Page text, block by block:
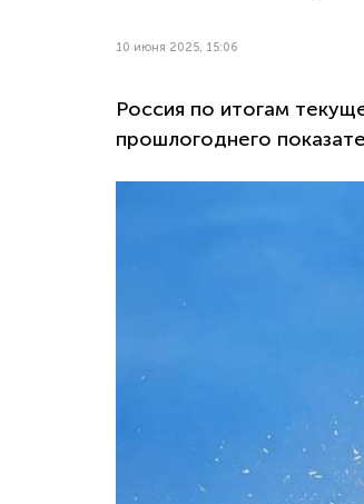
10 июня 2025, 15:06
Россия по итогам
прошлогоднего